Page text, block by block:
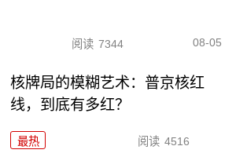
阅读 7344 08-05
核牌局的模糊艺术：普京核红
线，到底有多红？
最热 阅读 4516